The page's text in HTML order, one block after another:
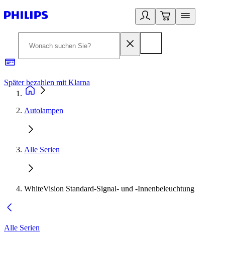
Später bezahlen mit Klarna
Autolampen
Alle Serien
WhiteVision Standard-Signal- und -Innenbeleuchtung
Alle Serien